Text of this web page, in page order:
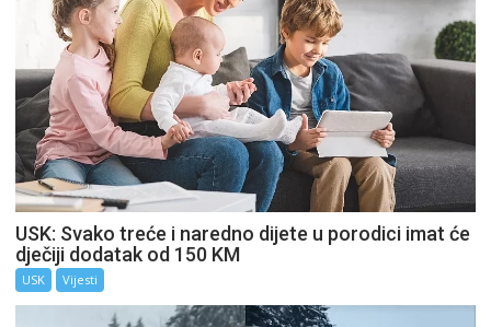
USK: Svako treće i naredno dijete u porodici imat će
dječiji dodatak od 150 KM
USK Vijesti